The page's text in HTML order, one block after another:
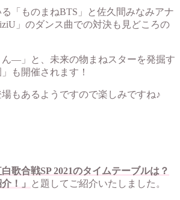
「ものまねBTS」と佐久間みなみアナ
」のダンス曲での対決も見どころの
ん―」と、未来の物まねスターを発掘す
も開催されます！
もあるようですので楽しみですね♪
白歌合戦SP 2021のタイムテーブルは？
！」
と題してご紹介いたしました。